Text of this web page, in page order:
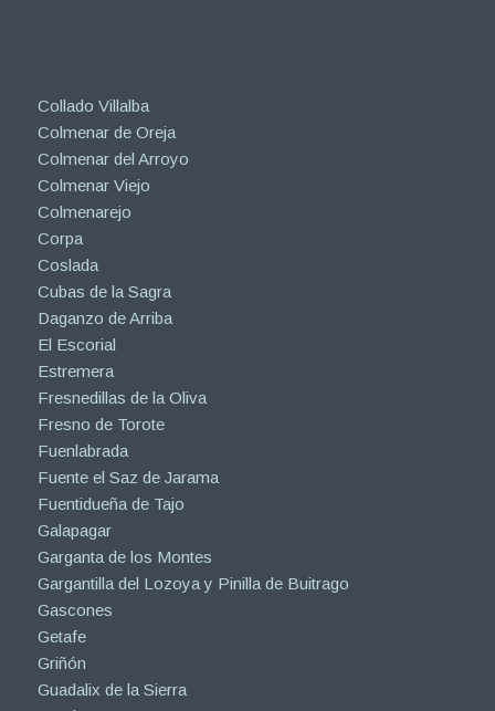
Collado Villalba
Colmenar de Oreja
Colmenar del Arroyo
Colmenar Viejo
Colmenarejo
Corpa
Coslada
Cubas de la Sagra
Daganzo de Arriba
El Escorial
Estremera
Fresnedillas de la Oliva
Fresno de Torote
Fuenlabrada
Fuente el Saz de Jarama
Fuentidueña de Tajo
Galapagar
Garganta de los Montes
Gargantilla del Lozoya y Pinilla de Buitrago
Gascones
Getafe
Griñón
Guadalix de la Sierra